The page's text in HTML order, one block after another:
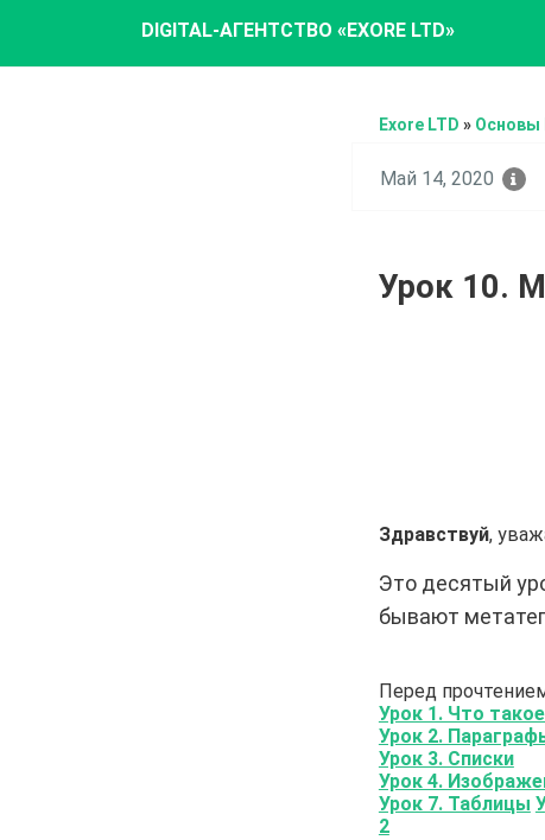
DIGITAL-АГЕНТСТВО «EXORE LTD»
Exore LTD » Основы
Май 14, 2020
Урок 10.
Здравствуй,
Это десятый
бывают
Перед
Урок 1. Что
Урок 2.
Урок 3. Списки
Урок 4.
Урок 7. Таблицы
2